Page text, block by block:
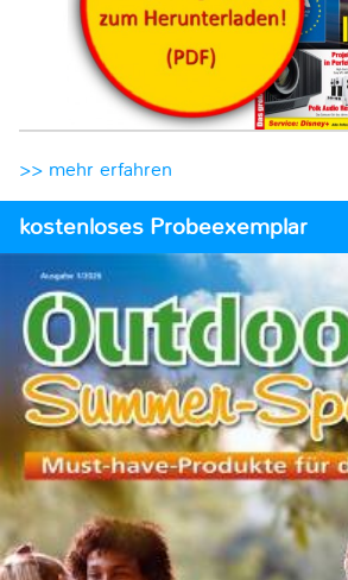
>> mehr erfahren
kostenloses Probeexemplar